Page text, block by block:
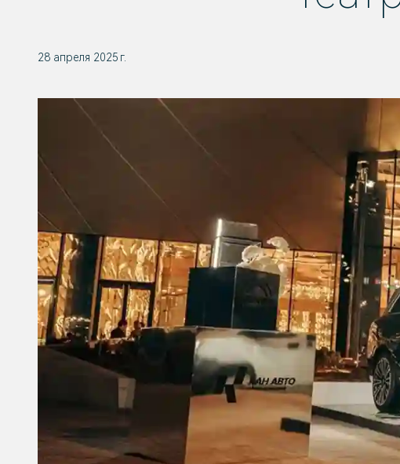
28 апреля 2025 г.